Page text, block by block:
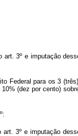
3º e imputação
Federal para os 3
(dez por cento)
3º e imputação